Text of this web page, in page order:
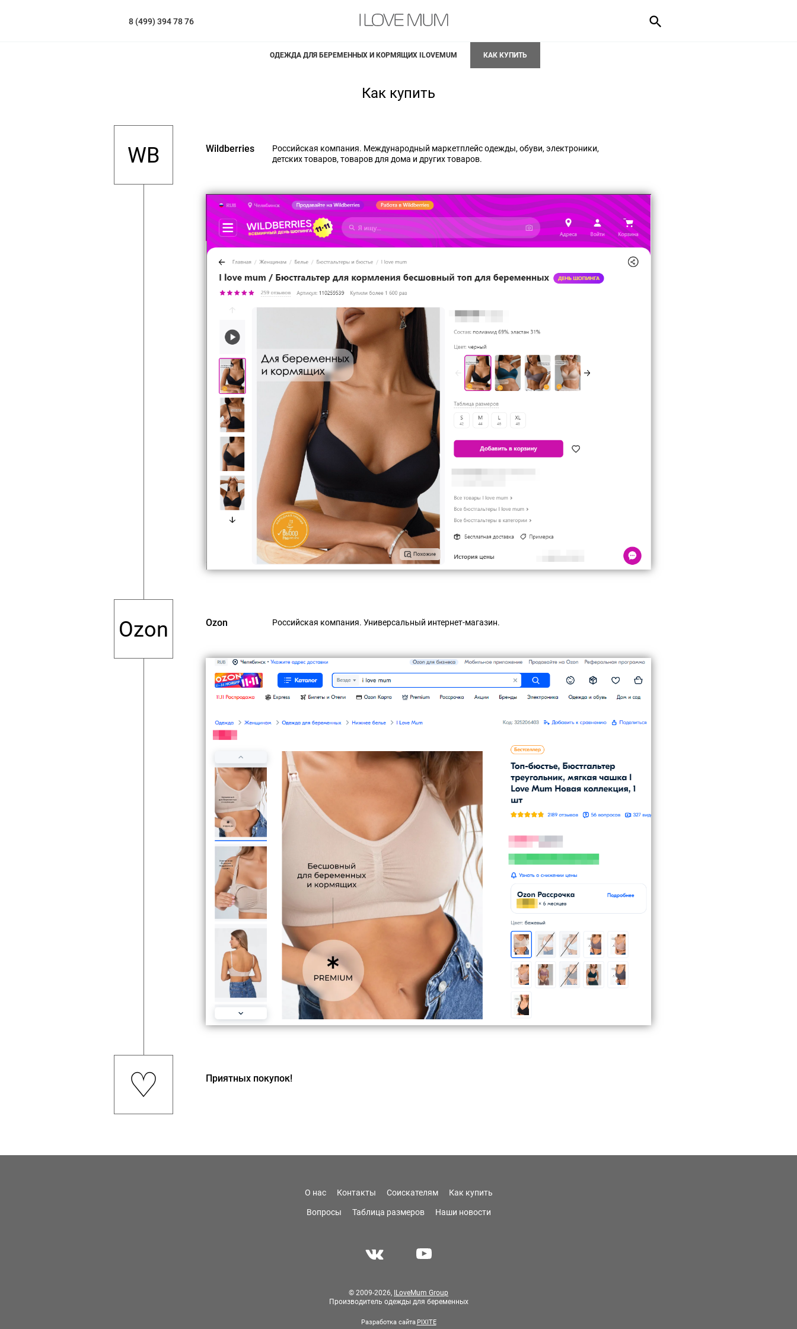
8 (499) 394 78 76
ОДЕЖДА ДЛЯ БЕРЕМЕННЫХ И КОРМЯЩИХ ILOVEMUM КАК КУПИТЬ
Как купить
WB Wildberries
Российская компания. Международный маркетплейс одежды, обуви, электроники,
детских товаров, товаров для дома и других товаров.
Ozon Ozon Российская компания. Универсальный интернет-магазин.
♡ Приятных покупок!
О нас Контакты Соискателям Как купить
Вопросы Таблица размеров Наши новости
© 2009-2026, ILoveMum Group
Производитель одежды для беременных
Разработка сайта PIXITE